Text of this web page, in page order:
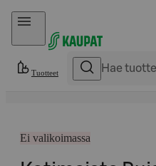
Hyppää sisältöön
Tuotteet
Ei valikoimassa